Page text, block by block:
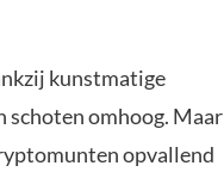
kunstmatige
schoten omhoog. Maar
opvallend